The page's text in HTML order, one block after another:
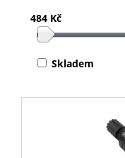
484 Kč
Skladem